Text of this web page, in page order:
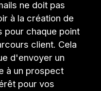
ne doit pas
à la création de
pour chaque point
client. Cela
d'envoyer un
à un prospect
pour vos